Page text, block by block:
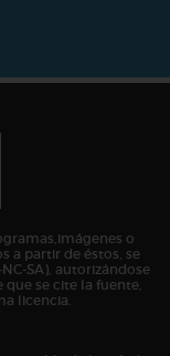
o
a partir de éstos, se
SA), autorizándose
se cite la fuente,
licencia.